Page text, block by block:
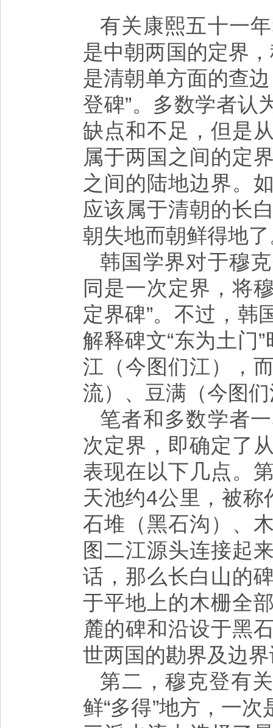
有关康熙五十一
是中朝两国的定界
是清朝单方面的查边
登碑”。多数学者认
缺点和不足，但是
属于两国之间的定
之间的陆地边界。
应该属于清朝的长
朝失地而朝鲜得地
韩国学界对于穆
同是一次定界，将
定界碑”。不过，韩
解释碑文“东为土门
江（今图们江），
流）、豆满（今图
笔者和多数学者
次定界，即确定了
表现在以下几点。
天池约4公里，被称
石堆（黑石沟）、
图二江源头连接起
话，那么长白山的
于平地上的木栅全
麓的碑和沿设于黑
世两国的勘界及边
第二，穆克登有
鲜“多得”地方，一